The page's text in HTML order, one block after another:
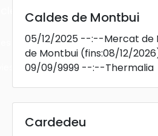
Caldes de Montbui
05/12/2025 --:--Mercat de
de Montbui (fins:08/12/
09/09/9999 --:--Thermalia
Cardedeu